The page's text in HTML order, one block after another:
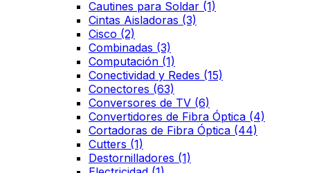
Cautines para Soldar (1)
Cintas Aisladoras (3)
Cisco (2)
Combinadas (3)
Computación (1)
Conectividad y Redes (15)
Conectores (63)
Conversores de TV (6)
Convertidores de Fibra Óptica (4)
Cortadoras de Fibra Óptica (44)
Cutters (1)
Destornilladores (1)